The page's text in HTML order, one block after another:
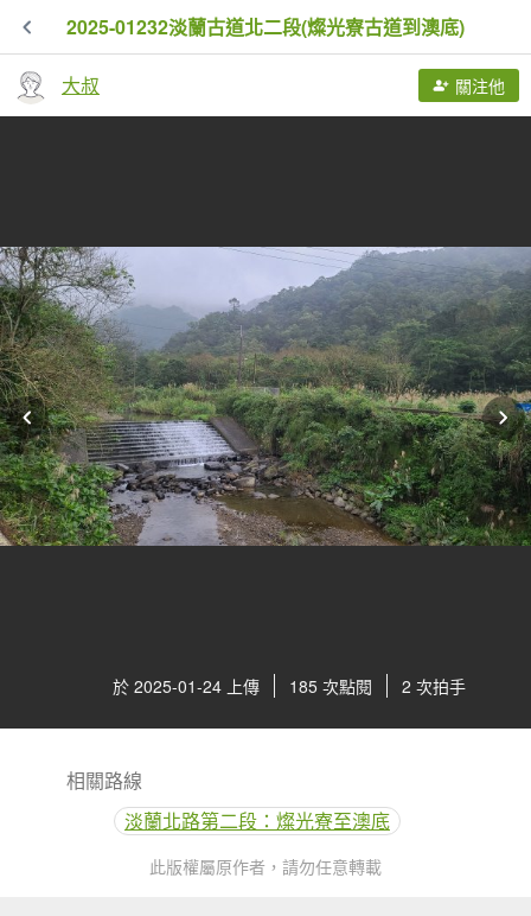
2025-01232淡蘭古道北二段(燦光寮古道到澳底)
大叔 關注他
於 2025-01-24 上傳 185 次點閱 2 次拍手
相關路線
淡蘭北路第二段：燦光寮至澳底
此版權屬原作者，請勿任意轉載